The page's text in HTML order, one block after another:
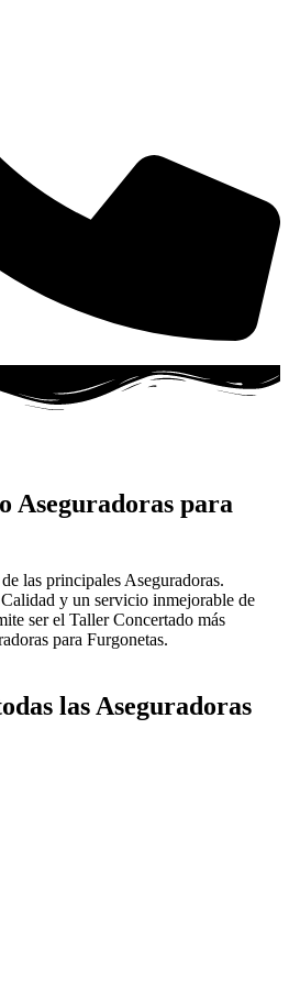
Aseguradoras para
las principales Aseguradoras.
y un servicio inmejorable de
ser el Taller Concertado más
para Furgonetas.
las Aseguradoras